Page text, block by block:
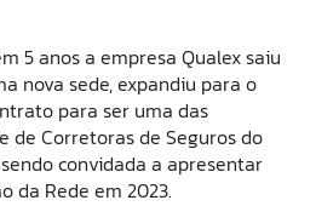
5 anos a empresa Qualex saiu
nova sede, expandiu para o
para ser uma das
de Corretoras de Seguros do
convidada a apresentar
da Rede em 2023.